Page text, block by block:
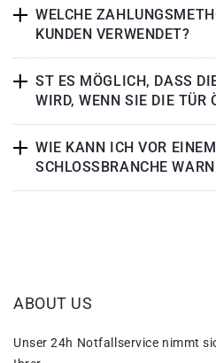
WELCHE
KUNDEN VERWENDET?
ST ES MÖGLICH, DASS
WIRD, WENN SIE DIE TÜR
WIE KANN ICH VOR
SCHLOSSBRANCHE
ABOUT US
Unser 24h Notfallservice nimmt